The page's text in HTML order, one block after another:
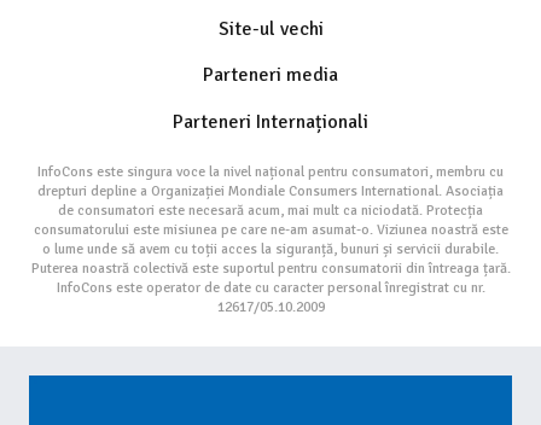
Site-ul vechi
Parteneri media
Parteneri Internaționali
InfoCons este singura voce la nivel național pentru consumatori, membru cu
drepturi depline a Organizației Mondiale Consumers International. Asociația
de consumatori este necesară acum, mai mult ca niciodată. Protecția
consumatorului este misiunea pe care ne-am asumat-o. Viziunea noastră este
o lume unde să avem cu toții acces la siguranță, bunuri și servicii durabile.
Puterea noastră colectivă este suportul pentru consumatorii din întreaga țară.
InfoCons este operator de date cu caracter personal înregistrat cu nr.
12617/05.10.2009